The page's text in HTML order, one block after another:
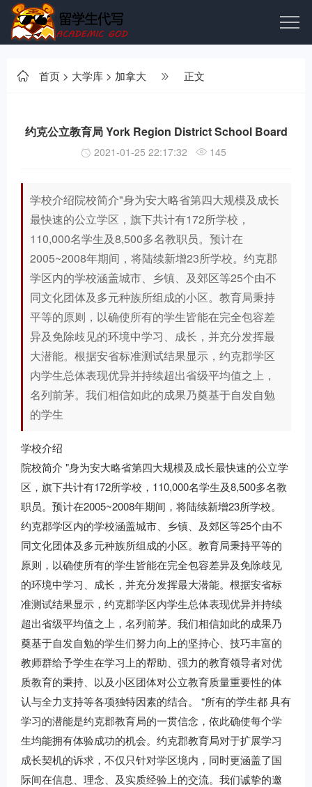
首页 > 大学库 > 加拿大 正文
约克公立教育局 York Region District School Board
2021-01-25 22:17:32 145
学校介绍院校简介"身为安大略省第四大规模及成长
最快速的公立学区，旗下共计有172所学校，
110,000名学生及8,500多名教职员。预计在
2005~2008年期间，将陆续新增23所学校。约克郡
学区内的学校涵盖城市、乡镇、及郊区等25个由不
同文化团体及多元种族所组成的小区。教育局秉持
平等的原则，以确使所有的学生皆能在完全包容差
异及免除歧见的环境中学习、成长，并充分发挥最
大潜能。根据安省标准测试结果显示，约克郡学区
内学生总体表现优异并持续超出省级平均值之上，
名列前茅。我们相信如此的成果乃奠基于自发自勉
的学生
学校介绍
院校简介 "身为安大略省第四大规模及成长最快速的公立学
区，旗下共计有172所学校，110,000名学生及8,500多名教
职员。预计在2005~2008年期间，将陆续新增23所学校。
约克郡学区内的学校涵盖城市、乡镇、及郊区等25个由不
同文化团体及多元种族所组成的小区。教育局秉持平等的
原则，以确使所有的学生皆能在完全包容差异及免除歧见
的环境中学习、成长，并充分发挥最大潜能。根据安省标
准测试结果显示，约克郡学区内学生总体表现优异并持续
超出省级平均值之上，名列前茅。我们相信如此的成果乃
奠基于自发自勉的学生们努力向上的坚持心、技巧丰富的
教师群给予学生在学习上的帮助、强力的教育领导者对优
质教育的秉持、以及小区团体对公立教育质量重要性的体
认与全力支持等各项独特因素的结合。 “所有的学生都 具有
学习的潜能是约克郡教育局的一贯信念，依此确使每个学
生均能拥有体验成功的机会。约克郡教育局对于扩展学习
成长契机的诉求，不仅只针对学区境内，同时更涵盖了国
际间在信息、理念、及实质经验上的交流。我们诚挚的邀